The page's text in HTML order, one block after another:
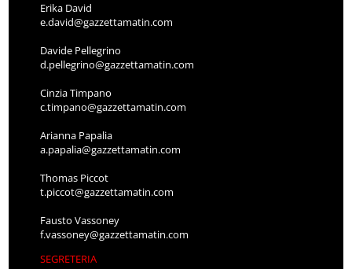
Erika David
e.david@gazzettamatin.com
Davide Pellegrino
d.pellegrino@gazzettamatin.com
Cinzia Timpano
c.timpano@gazzettamatin.com
Arianna Papalia
a.papalia@gazzettamatin.com
Thomas Piccot
t.piccot@gazzettamatin.com
Fausto Vassoney
f.vassoney@gazzettamatin.com
SEGRETERIA